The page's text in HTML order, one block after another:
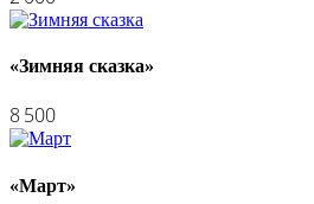
«Зимняя сказка»
8 500
«Март»